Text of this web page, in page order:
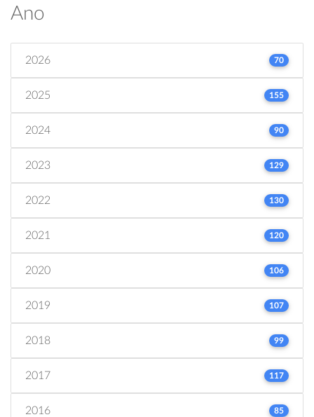
Ano
2026 70
2025 155
2024 90
2023 129
2022 130
2021 120
2020 106
2019 107
2018 99
2017 117
2016 85